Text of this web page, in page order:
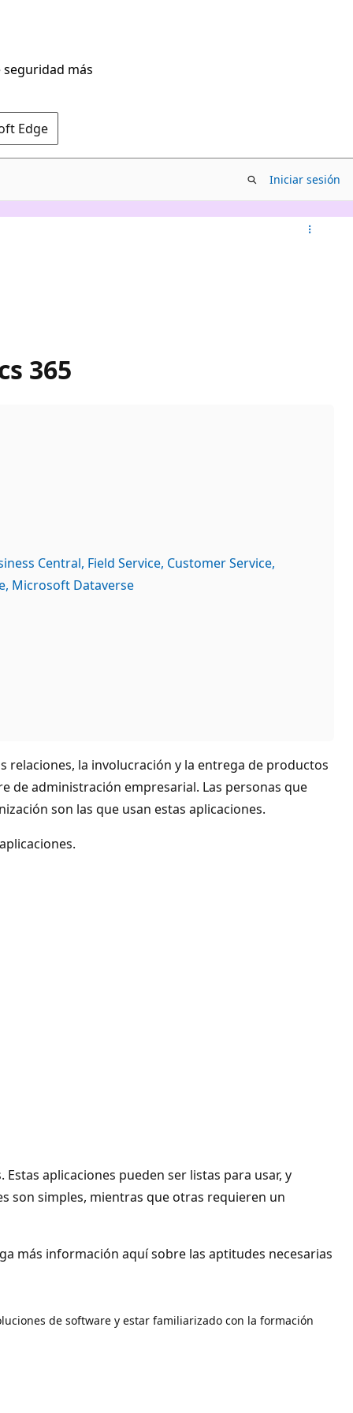
más
Edge
Iniciar sesión
365
Central Field Service Customer Service
Microsoft Dataverse
relaciones, la involucración y la entrega de productos
de administración empresarial. Las personas que
son las que usan estas aplicaciones.
aplicaciones pueden ser listas para usar, y
son simples, mientras que otras requieren un
más información aquí sobre las aptitudes necesarias
de software y estar familiarizado con la formación